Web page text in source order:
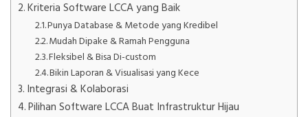
Kriteria Software LCCA yang Baik
Punya Database & Metode yang Kredibel
Mudah Dipake & Ramah Pengguna
Fleksibel & Bisa Di-custom
Bikin Laporan & Visualisasi yang Kece
Integrasi & Kolaborasi
Pilihan Software LCCA Buat Infrastruktur Hijau